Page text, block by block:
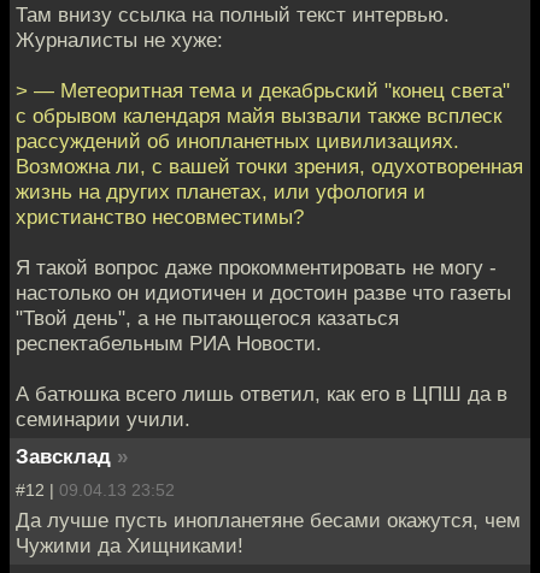
Там внизу ссылка на полный текст интервью.
Журналисты не хуже:
> — Метеоритная тема и декабрьский "конец света"
с обрывом календаря майя вызвали также всплеск
рассуждений об инопланетных цивилизациях.
Возможна ли, с вашей точки зрения, одухотворенная
жизнь на других планетах, или уфология и
христианство несовместимы?
Я такой вопрос даже прокомментировать не могу -
настолько он идиотичен и достоин разве что газеты
"Твой день", а не пытающегося казаться
респектабельным РИА Новости.
А батюшка всего лишь ответил, как его в ЦПШ да в
семинарии учили.
Завсклад »
#12 | 09.04.13 23:52
Да лучше пусть инопланетяне бесами окажутся, чем
Чужими да Хищниками!